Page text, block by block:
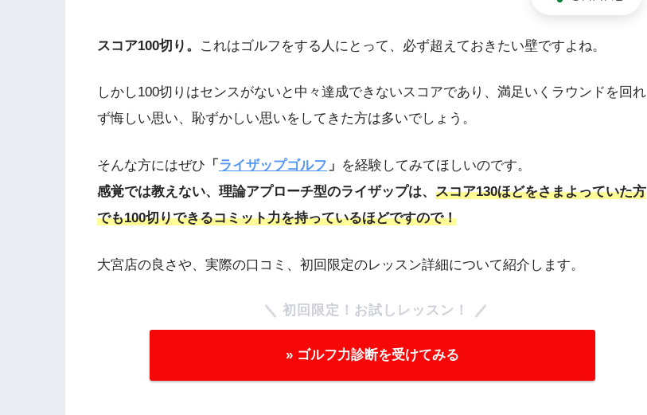
スコア100切り。 これはゴルフをする人にとって、必ず超えておきたい壁ですよね。
しかし100切りはセンスがないと中々達成できないスコアであり、満足いくラウンドを回れ
ず悔しい思い、恥ずかしい思いをしてきた方は多いでしょう。
そんな方にはぜひ 「 ライザップゴルフ 」 を経験してみてほしいのです。
感覚では教えない、理論アプローチ型のライザップは、 スコア130ほどをさまよっていた方
でも100切りできるコミット力を持っているほどですので！
大宮店の良さや、実際の口コミ、初回限定のレッスン詳細について紹介します。
初回限定！お試しレッスン！
» ゴルフ力診断を受けてみる